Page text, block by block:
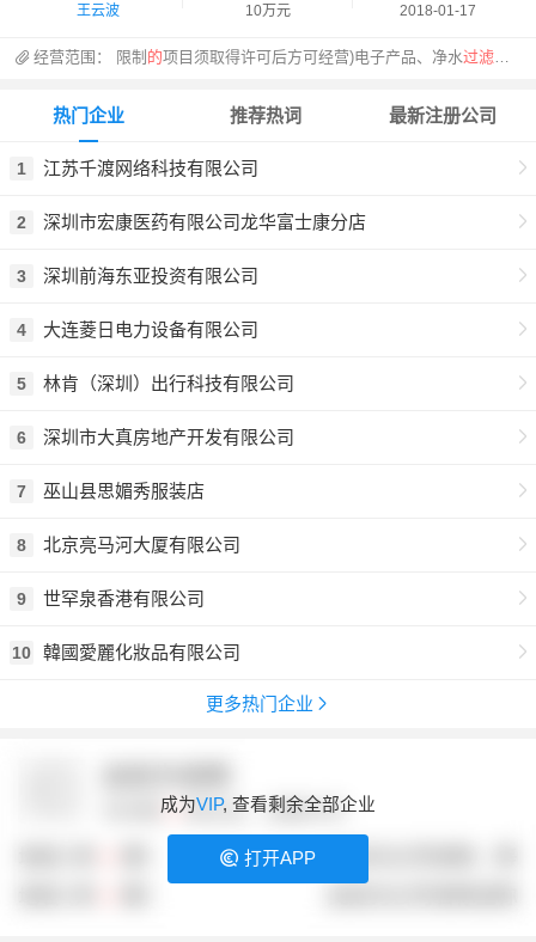
王云波 10万元 2018-01-17
经营范围： 限制 的项目须取得许可后方可经营)电子产品、净水过滤器
热门企业
1 江苏千渡网络科技有限公司
2 深圳市宏康医药有限公司龙华富士康分店
3 深圳前海东亚投资有限公司
4 大连菱日电力设备有限公司
5 林肯（深圳）出行科技有限公司
6 深圳市大真房地产开发有限公司
7 巫山县思媚秀服装店
8 北京亮马河大厦有限公司
9 世罕泉香港有限公司
10 韓國愛麗化妝品有限公司
更多热门企业
推荐热词 最新注册公司
成为VIP, 查看剩余全部企业
打开APP